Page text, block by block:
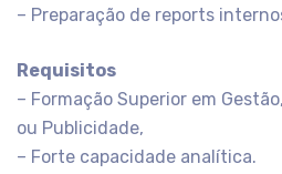
– Preparação de reports
Requisitos
– Formação Superior em
ou Publicidade,
– Forte capacidade analítica.